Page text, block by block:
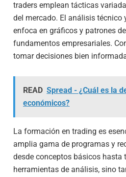
traders emplean tácticas
del mercado. El análisis
enfoca en gráficos y patrones
fundamentos empresariales.
tomar decisiones bien
READ Spread - ¿Cuál es la
económicos?
La formación en trading es
amplia gama de programas y
desde conceptos básicos
herramientas de análisis, sino